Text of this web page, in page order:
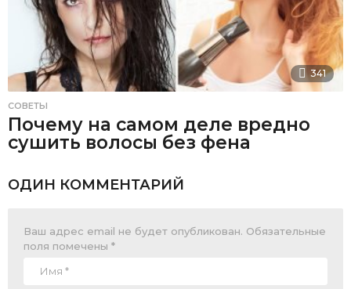
341
СОВЕТЫ
Почему на самом деле вредно
сушить волосы без фена
ОДИН КОММЕНТАРИЙ
Ваш адрес email не будет опубликован. Обязательные
поля помечены *